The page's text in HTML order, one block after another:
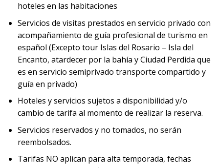
hoteles en las habitaciones
Servicios de visitas prestados en servicio privado con
acompañamiento de guía profesional de turismo en
español (Excepto tour Islas del Rosario – Isla del
Encanto, atardecer por la bahía y Ciudad Perdida que
es en servicio semiprivado transporte compartido y
guía en privado)
Hoteles y servicios sujetos a disponibilidad y/o
cambio de tarifa al momento de realizar la reserva.
Servicios reservados y no tomados, no serán
reembolsados.
Tarifas NO aplican para alta temporada, fechas